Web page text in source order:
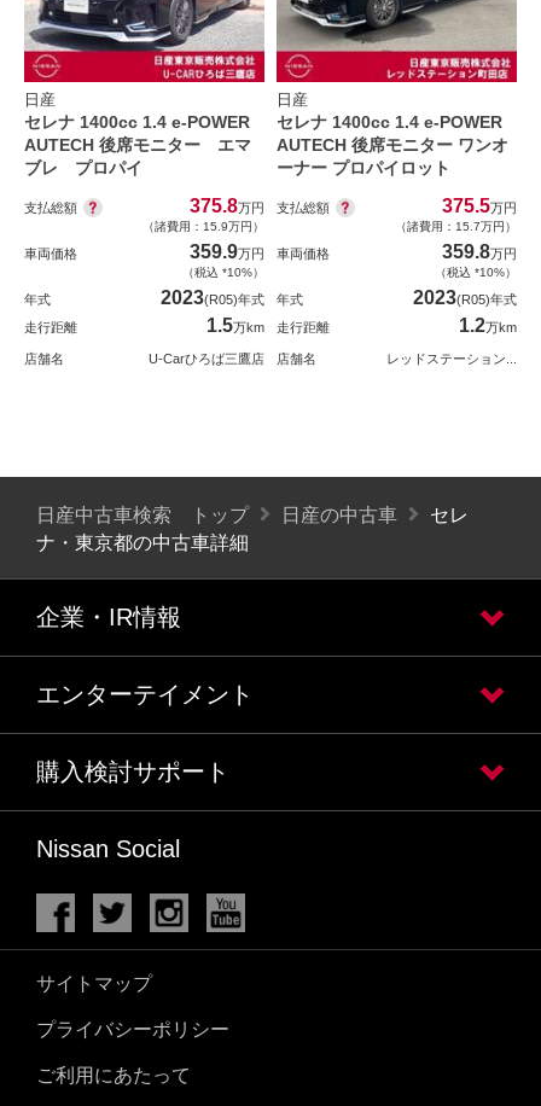
日産
セレナ 1400cc 1.4 e-POWER
AUTECH 後席モニター エマ
ブレ プロパイ
支払総額 375.8万円
（諸費用：15.9万円）
車両価格 359.9万円
（税込 *10%）
年式 2023(R05)年式
走行距離
1.5万km
店舗名 U-Carひろば三鷹店
日産
セレナ 1400cc 1.4 e-POWER
AUTECH 後席モニター ワンオ
ーナー プロパイロット
支払総額 375.5万円
（諸費用：15.7万円）
車両価格 359.8万円
（税込 *10%）
年式 2023(R05)年式
走行距離
1.2万km
店舗名 レッドステーション...
日産中古車検索 トップ 日産の中古車
セレ
ナ・東京都の中古車詳細
企業・IR情報
エンターテイメント
購入検討サポート
Nissan Social
サイトマップ
プライバシーポリシー
ご利用にあたって